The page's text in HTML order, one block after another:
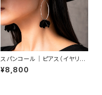
スパンコール｜ピアス（イヤリン
グ交換可）
¥8,800